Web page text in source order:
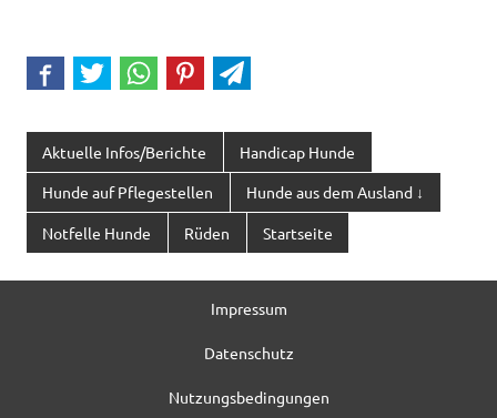
Aktuelle Infos/Berichte Handicap Hunde
Hunde auf Pflegestellen Hunde aus dem Ausland ↓
Notfelle Hunde Rüden Startseite
Impressum
Datenschutz
Nutzungsbedingungen